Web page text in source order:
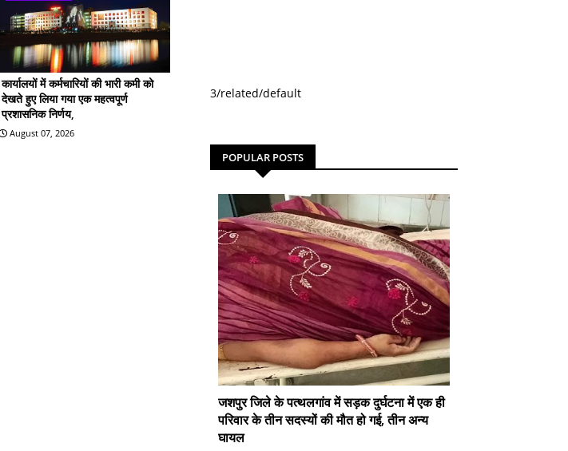
कार्यालयों में कर्मचारियों की भारी कमी को
देखते हुए लिया गया एक महत्वपूर्ण
प्रशासनिक निर्णय,
August 07, 2026
3/related/default
POPULAR POSTS
जशपुर जिले के पत्थलगांव में सड़क दुर्घटना में एक ही
परिवार के तीन सदस्यों की मौत हो गई, तीन अन्य
घायल